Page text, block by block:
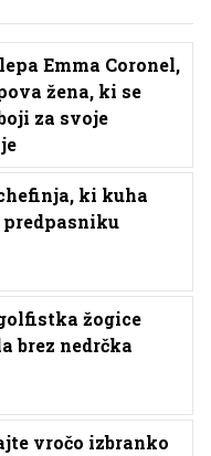
Emma Coronel,
žena, ki se
za svoje
ki kuha
žogice
brez nedrčka
vročo izbranko